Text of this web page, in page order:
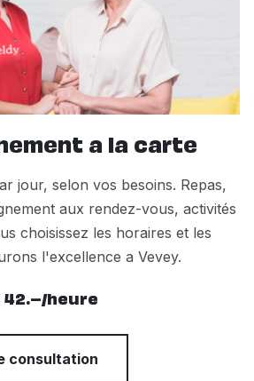
a la carte
jour, selon vos besoins. Repas,
aux rendez-vous, activités
choisissez les horaires et les
l'excellence a Vevey.
42.–/heure
consultation